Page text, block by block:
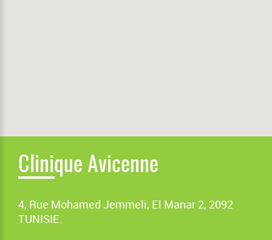
Clinique Avicenne
4, Rue Mohamed Jemmeli, El Manar 2, 2092
TUNISIE.